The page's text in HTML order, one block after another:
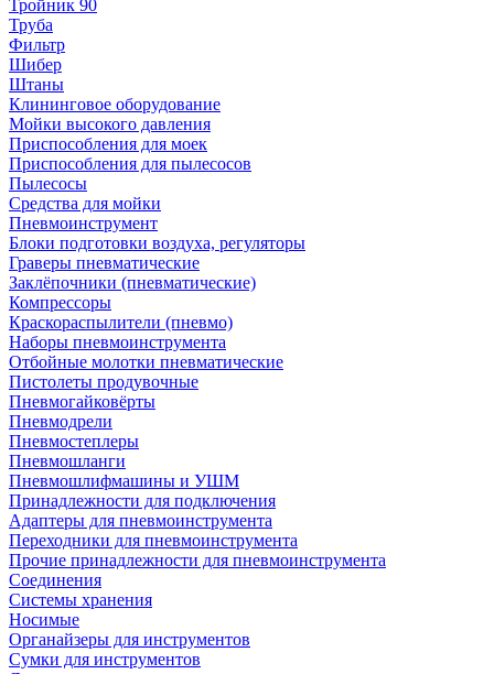
Тройник 90
Труба
Фильтр
Шибер
Штаны
Клининговое оборудование
Мойки высокого давления
Приспособления для моек
Приспособления для пылесосов
Пылесосы
Средства для мойки
Пневмоинструмент
Блоки подготовки воздуха, регуляторы
Граверы пневматические
Заклёпочники (пневматические)
Компрессоры
Краскораспылители (пневмо)
Наборы пневмоинструмента
Отбойные молотки пневматические
Пистолеты продувочные
Пневмогайковёрты
Пневмодрели
Пневмостеплеры
Пневмошланги
Пневмошлифмашины и УШМ
Принадлежности для подключения
Адаптеры для пневмоинструмента
Переходники для пневмоинструмента
Прочие принадлежности для пневмоинструмента
Соединения
Системы хранения
Носимые
Органайзеры для инструментов
Сумки для инструментов